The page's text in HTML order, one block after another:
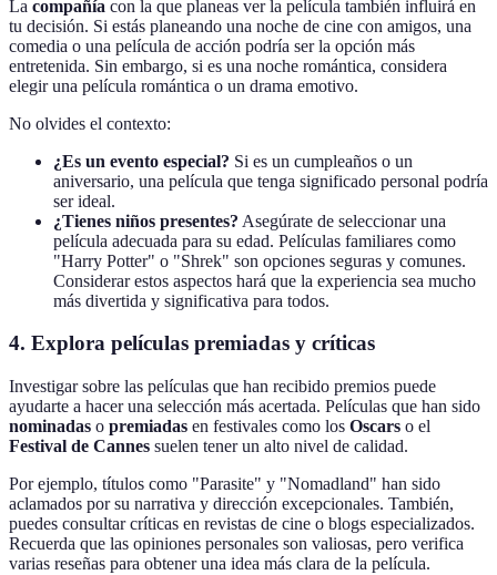
La compañía con la que planeas ver la película también influirá en
tu decisión. Si estás planeando una noche de cine con amigos, una
comedia o una película de acción podría ser la opción más
entretenida. Sin embargo, si es una noche romántica, considera
elegir una película romántica o un drama emotivo.
No olvides el contexto:
¿Es un evento especial? Si es un cumpleaños o un
aniversario, una película que tenga significado personal podría
ser ideal.
¿Tienes niños presentes? Asegúrate de seleccionar una
película adecuada para su edad. Películas familiares como
"Harry Potter" o "Shrek" son opciones seguras y comunes.
Considerar estos aspectos hará que la experiencia sea mucho
más divertida y significativa para todos.
4. Explora películas premiadas y críticas
Investigar sobre las películas que han recibido premios puede
ayudarte a hacer una selección más acertada. Películas que han sido
nominadas o premiadas en festivales como los Oscars o el
Festival de Cannes suelen tener un alto nivel de calidad.
Por ejemplo, títulos como "Parasite" y "Nomadland" han sido
aclamados por su narrativa y dirección excepcionales. También,
puedes consultar críticas en revistas de cine o blogs especializados.
Recuerda que las opiniones personales son valiosas, pero verifica
varias reseñas para obtener una idea más clara de la película.